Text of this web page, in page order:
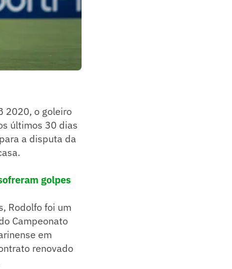
2020, o goleiro
últimos 30 dias
a disputa da
golpes
Rodolfo foi um
Campeonato
em
renovado